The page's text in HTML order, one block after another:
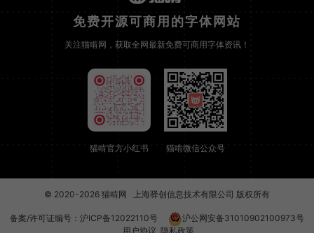
免费开源可商用的字体网站
关注猫啃网，获取全网最新免费可商用字体资讯！
猫啃官方小红书 猫啃微信公众号
© 2020-2026 猫啃网 上海驿创信息技术有限公司 版权所有
备案/许可证编号： 沪ICP备12022110号
沪公网安备31010902100973号
用户协议 隐私政策